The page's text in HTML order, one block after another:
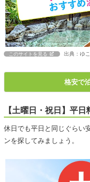
このサイトを見る 出典：ゆ
格安で
【土曜日・祝日】平
休日でも平日と同じぐらい
ンを探してみましょう。